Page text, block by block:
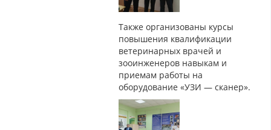
Также организованы курсы
повышения квалификации
ветеринарных врачей и
зооинженеров навыкам и
приемам работы на
оборудование «УЗИ — сканер».